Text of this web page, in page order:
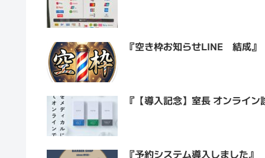
『空き枠お知らせLINE 結成』
『【導入記念】室長 オンライン
『予約システム導入しました』